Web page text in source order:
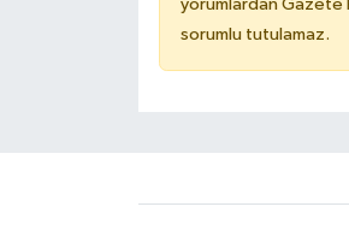
yorumlardan Gazete
sorumlu tutulamaz.